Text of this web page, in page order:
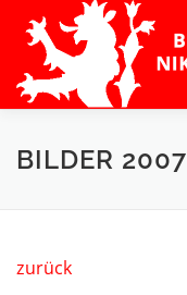
Inhalt
springen
BILDER 2007
zurück